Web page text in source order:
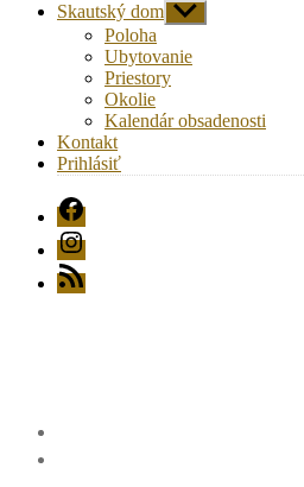
Skautský dom Zobraziť
druhú
úroveň
navigácie
Poloha
Ubytovanie
Priestory
Okolie
Kalendár obsadenosti
Kontakt
Prihlásiť
FB
Instagram
RSS